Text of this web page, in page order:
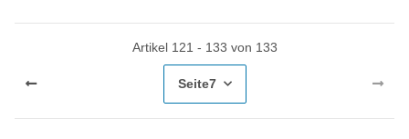
Artikel 121 - 133 von 133
Seite7